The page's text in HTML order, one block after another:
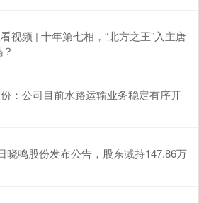
视频 | 十年第七相，“北方之王”入主唐
：公司目前水路运输业务稳定有序开
晓鸣股份发布公告，股东减持147.86万